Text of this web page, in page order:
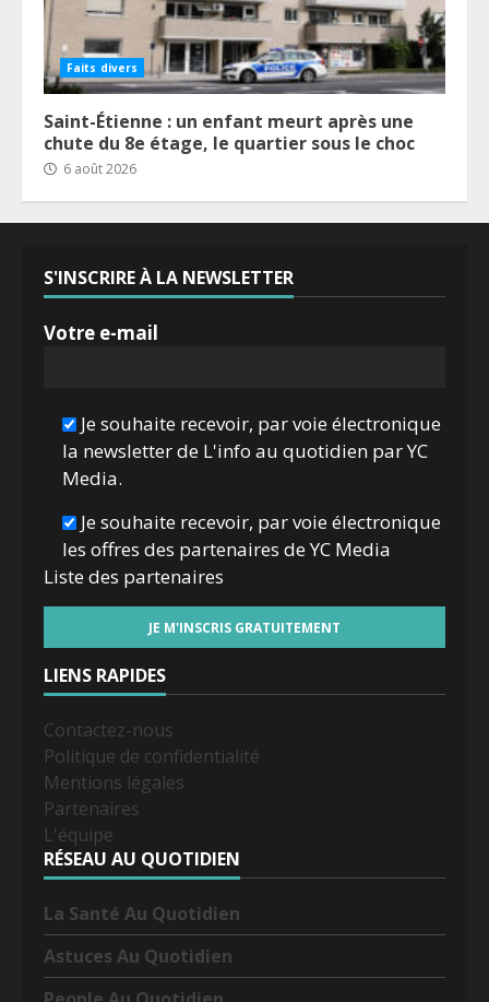
Faits divers
Saint-Étienne : un enfant meurt après une
chute du 8e étage, le quartier sous le choc
6 août 2026
S'INSCRIRE À LA NEWSLETTER
Votre e-mail
Je souhaite recevoir, par voie électronique
la newsletter de L'info au quotidien par YC
Media.
Je souhaite recevoir, par voie électronique
les offres des partenaires de YC Media
Liste des partenaires
LIENS RAPIDES
Contactez-nous
Politique de confidentialité
Mentions légales
Partenaires
L'équipe
RÉSEAU AU QUOTIDIEN
La Santé Au Quotidien
Astuces Au Quotidien